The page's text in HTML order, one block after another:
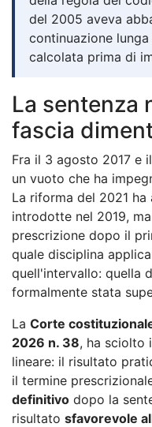
del 2005 aveva
continuazione
calcolata prima di
La sentenza
fascia
Fra il 3 agosto 2017 e
un vuoto che ha
La riforma del 2021
introdotte nel 2019,
prescrizione dopo il
quale disciplina
quell'intervallo: quella
formalmente stata
La Corte
2026 n. 38, ha sciolto
lineare: il risultato
il termine
definitivo dopo la
risultato sfavorevole